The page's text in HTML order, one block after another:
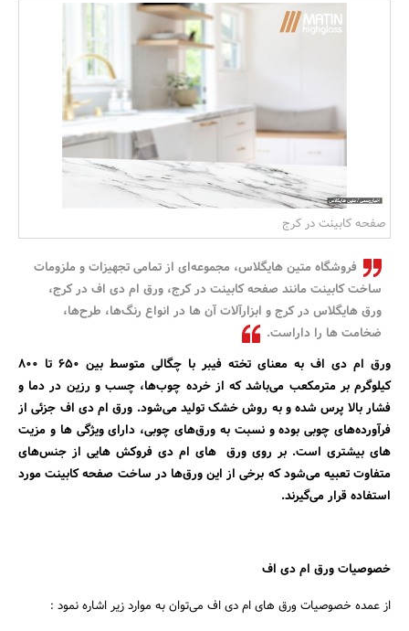
بانک، بیمه و سرمایه
مسکن و ساختمان
صفحه کابینت در کرج
فروشگاه متین هایگلاس، مجموعه‌ای از تمامی تجهیزات و ملزومات
ساخت کابینت مانند صفحه کابینت در کرج، ورق ام دی اف در کرج،
ورق هایگلاس در کرج و ابزارآلات آن ‌ها در انواع رنگ‌ها، طرح‌ها،
ضخامت ها را داراست.
ورق ام دی اف به‌ معنای تخته فیبر با چگالی متوسط بین ۶۵۰ تا ۸۰۰
کیلوگرم بر مترمکعب می‌باشد که از خرده چوب‌ها، چسب و رزین در دما و
فشار بالا پرس شده و به روش خشک تولید می‌شود. ورق ام دی اف جزئی از
فرآورده‌های چوبی بوده و نسبت‌ به ورق‌های چوبی، دارای ویژگی‌ ها و مزیت‌
های بیشتری است. بر روی ورق‌ های ام دی فروکش هایی از جنس‌های
متفاوت تعبیه می‌شود که برخی از این ورق‌ها در ساخت صفحه کابینت مورد
استفاده قرار می‌گیرند.
خصوصیات ورق ام دی اف
از عمده خصوصیات ورق ‌های ام دی اف می‌توان به موارد زیر اشاره نمود :